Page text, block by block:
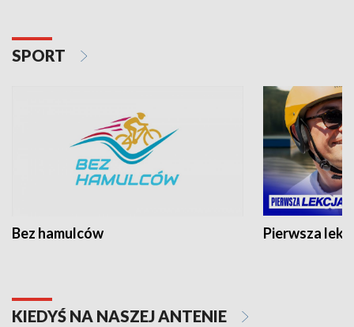
SPORT
Bez hamulców Pierwsza
KIEDYŚ NA NASZEJ ANTENIE